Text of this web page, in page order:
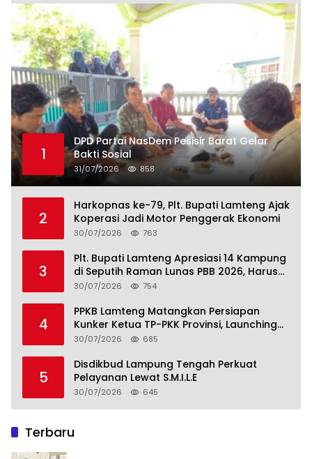
1
DPD Partai NasDem Pesisir Barat Gelar
Bakti Sosial
31/07/2026 858
2
Harkopnas ke-79, Plt. Bupati Lamteng Ajak
Koperasi Jadi Motor Penggerak Ekonomi
30/07/2026 763
3
Plt. Bupati Lamteng Apresiasi 14 Kampung
di Seputih Raman Lunas PBB 2026, Harus
Jadi Contoh!
30/07/2026 754
4
PPKB Lamteng Matangkan Persiapan
Kunker Ketua TP-PKK Provinsi, Launching
Sekolah Lansia di 14 Kampung Jadi Fokus
30/07/2026 685
5
Disdikbud Lampung Tengah Perkuat
Pelayanan Lewat S.M.I.L.E
30/07/2026 645
Terbaru